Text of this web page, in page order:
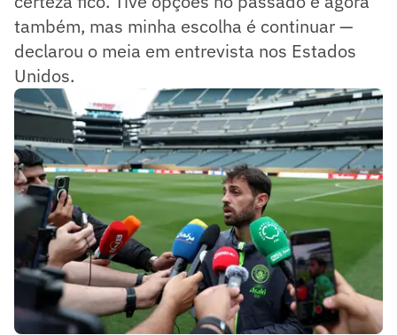
também, mas minha escolha é continuar —
declarou o meia em entrevista nos Estados
Unidos.